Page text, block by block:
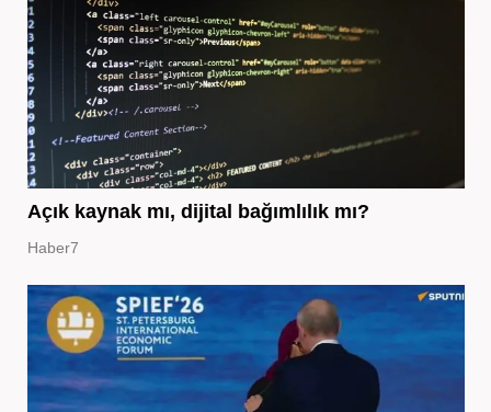
Açık kaynak mı, dijital bağımlılık mı?
Haber7